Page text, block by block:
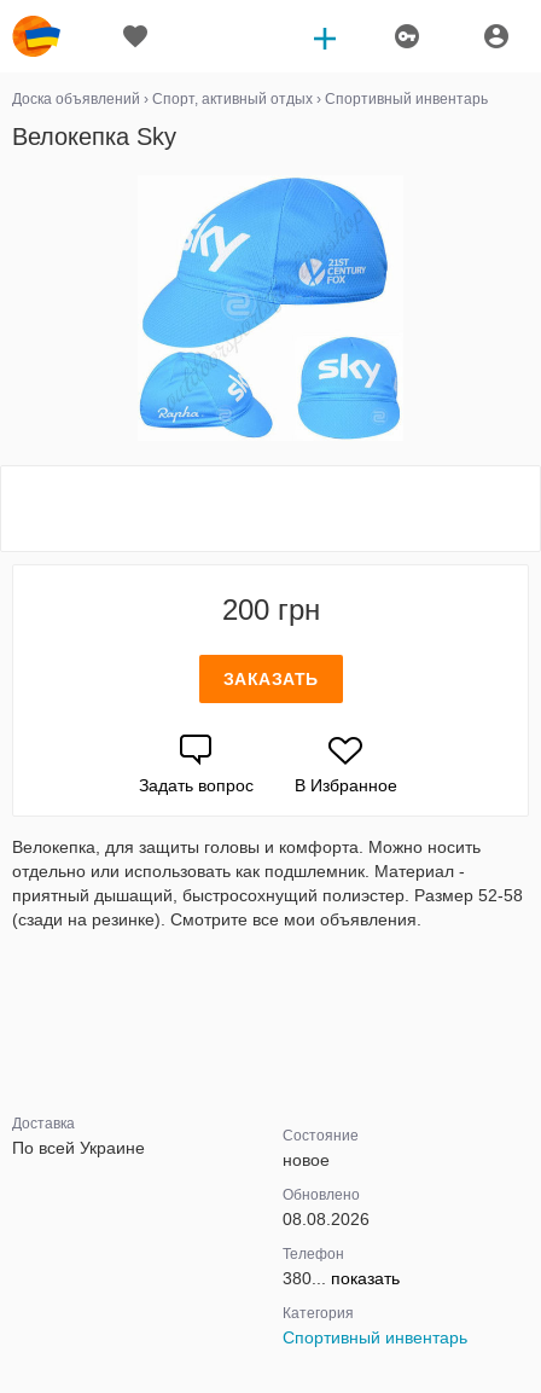
Доска объявлений › Спорт, активный отдых › Спортивный инвентарь
Велокепка Sky
200 грн
ЗАКАЗАТЬ
Задать вопрос В Избранное
Велокепка, для защиты головы и комфорта. Можно носить
отдельно или использовать как подшлемник. Материал -
приятный дышащий, быстросохнущий полиэстер. Размер 52-58
(сзади на резинке). Смотрите все мои объявления.
Доставка
По всей Украине
Состояние
новое
Обновлено
08.08.2026
Телефон
380... показать
Категория
Спортивный инвентарь